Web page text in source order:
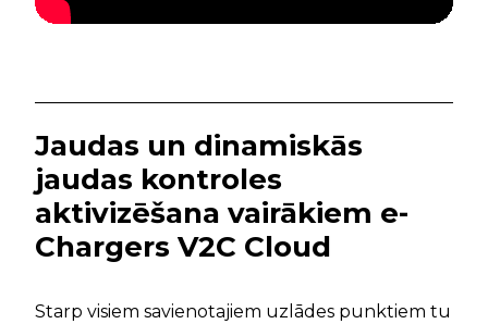
Jaudas un dinamiskās
jaudas kontroles
aktivizēšana vairākiem e-
Chargers V2C Cloud
Starp visiem savienotajiem uzlādes punktiem tu